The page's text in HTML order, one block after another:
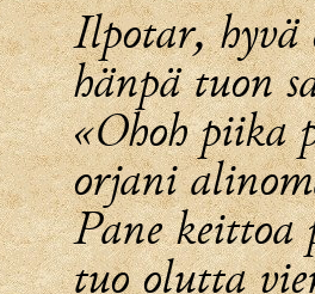
Ilpotar, hyvä
hänpä tuon
«Ohoh piika
orjani
Pane keittoa
tuo olutta